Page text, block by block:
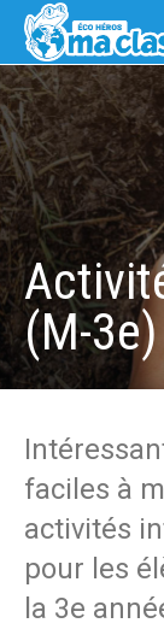
(M-3E)
(M-3e)
faciles à
activités
pour les
la 3e